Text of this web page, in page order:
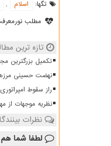
تگها:
اسلام ,
مطلب
تازه ترین
تکمیل بزرگترین
نهضت حسینی
راز سقوط
نظریه موجهات از
نظرات
لطفا شما هم